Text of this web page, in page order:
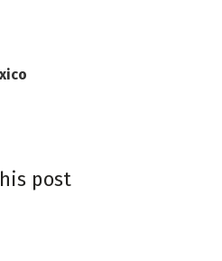
post